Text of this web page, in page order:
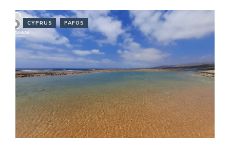
CYPRUS PAFOS